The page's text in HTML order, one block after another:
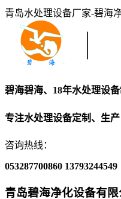
青岛水处理设备厂家-碧海
碧海碧海、18年水处理设
专注水处理设备定制、生
咨询热线：
053287700860 13793244549
青岛碧海净化设备有限